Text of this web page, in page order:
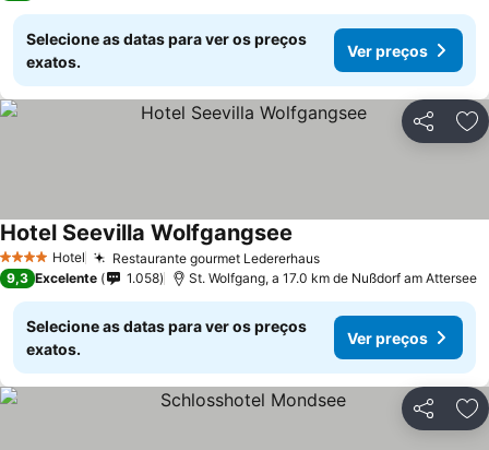
Selecione as datas para ver os preços
exatos.
Ver preços
Partilhar
4 EstrelasHotel Restaurante gourmet Ledererhaus
Hotel Seevilla Wolfgangsee
9,3 Excelente 1.058 St. Wolfgang, a 17.0 km de Nußdorf am Attersee
Selecione as datas para ver os preços
exatos.
Ver preços
Partilhar